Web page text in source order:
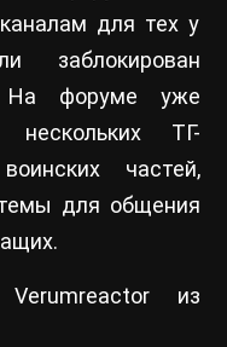
для тех у
заблокирован
На форуме уже
нескольких ТГ-
частей,
для общения
Verumreactor из